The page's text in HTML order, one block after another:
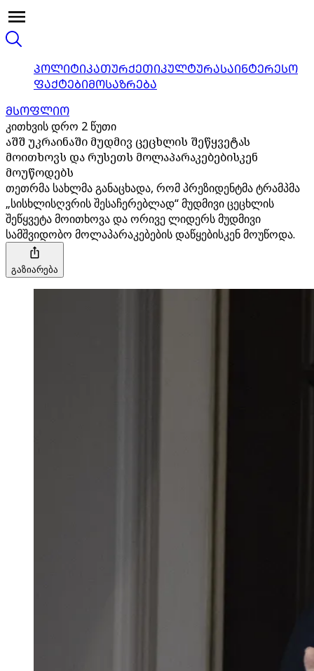
ᲞᲝᲚᲘᲢᲘᲙᲐᲗᲣᲠᲥᲔᲗᲘᲙᲣᲚᲢᲣᲠᲐᲡᲐᲘᲜᲢᲔᲠᲔᲡᲝ
ᲤᲐᲥᲢᲔᲑᲘᲛᲝᲡᲐᲖᲠᲔᲑᲐ
ᲛᲡᲝᲤᲚᲘᲝ
კითხვის დრო 2 წუთი
აშშ უკრაინაში მუდმივ ცეცხლის შეწყვეტას
მოითხოვს და რუსეთს მოლაპარაკებებისკენ
მოუწოდებს
თეთრმა სახლმა განაცხადა, რომ პრეზიდენტმა ტრამპმა
„სისხლისღვრის შესაჩერებლად“ მუდმივი ცეცხლის
შეწყვეტა მოითხოვა და ორივე ლიდერს მუდმივი
სამშვიდობო მოლაპარაკებების დაწყებისკენ მოუწოდა.
გაზიარება